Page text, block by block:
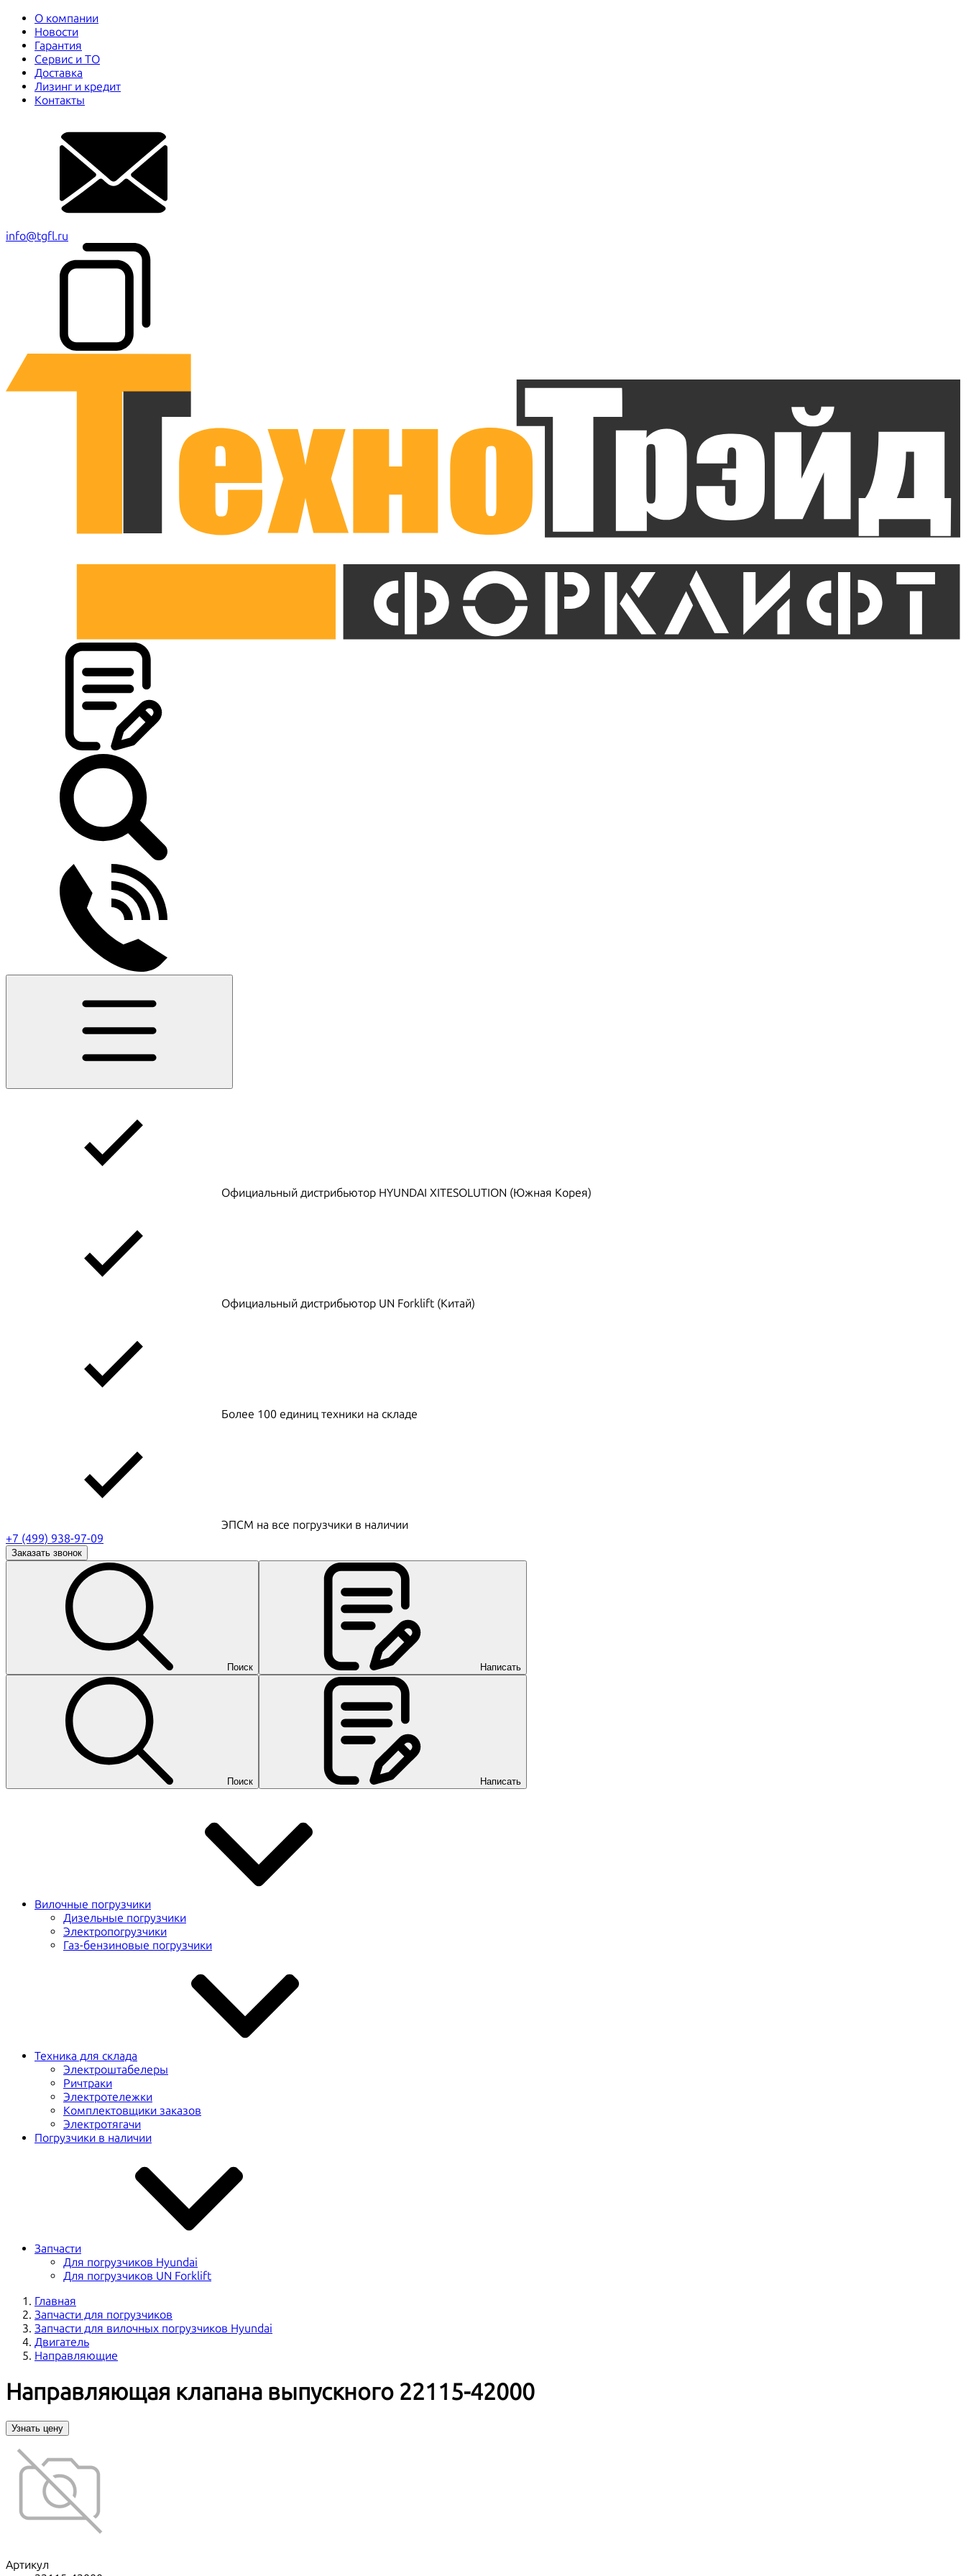
О компании
Новости
Гарантия
Сервис и ТО
Доставка
Лизинг и кредит
Контакты
info@tgfl.ru
Официальный дистрибьютор HYUNDAI XITESOLUTION (Южная Корея)
Официальный дистрибьютор UN Forklift (Китай)
Более 100 единиц техники на складе
ЭПСМ на все погрузчики в наличии
+7 (499) 938-97-09
Заказать звонок
Поиск Написать
Поиск Написать
Вилочные погрузчики
Дизельные погрузчики
Электропогрузчики
Газ-бензиновые погрузчики
Техника для склада
Электроштабелеры
Ричтраки
Электротележки
Комплектовщики заказов
Электротягачи
Погрузчики в наличии
Запчасти
Для погрузчиков Hyundai
Для погрузчиков UN Forklift
Главная
Запчасти для погрузчиков
Запчасти для вилочных погрузчиков Hyundai
Двигатель
Направляющие
Направляющая клапана выпускного 22115-42000
Узнать цену
Артикул